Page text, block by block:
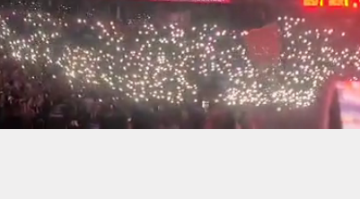
Loaded:
100.00%